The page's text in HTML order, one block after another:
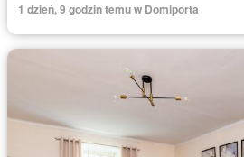
1 dzień, 9 godzin temu w Domiporta